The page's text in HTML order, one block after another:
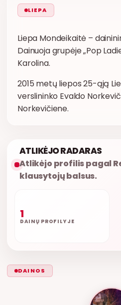
LIEPA
Liepa Mondeikaitė –
Dainuoja grupėje „Pop
Karolina.
2015 metų liepos 25-ąją
verslininko Evaldo
Norkevičiene.
ATLIKĖJO RADARAS
Atlikėjo profilis pagal
klausytojų balsus.
1
DAINŲ PROFILYJE
DAINOS